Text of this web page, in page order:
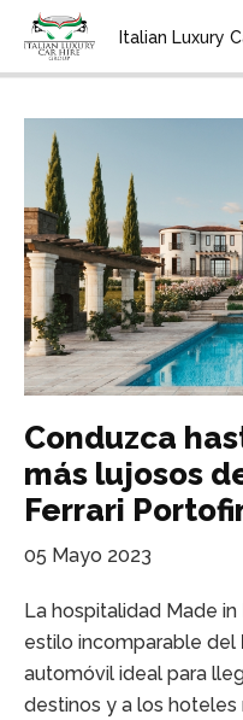
Italian Luxury
Home Blog
Conduzca
más lujosos
Ferrari
05 Mayo 2023
La hospitalidad Made
estilo incomparable del
automóvil ideal para
destinos y a los hoteles